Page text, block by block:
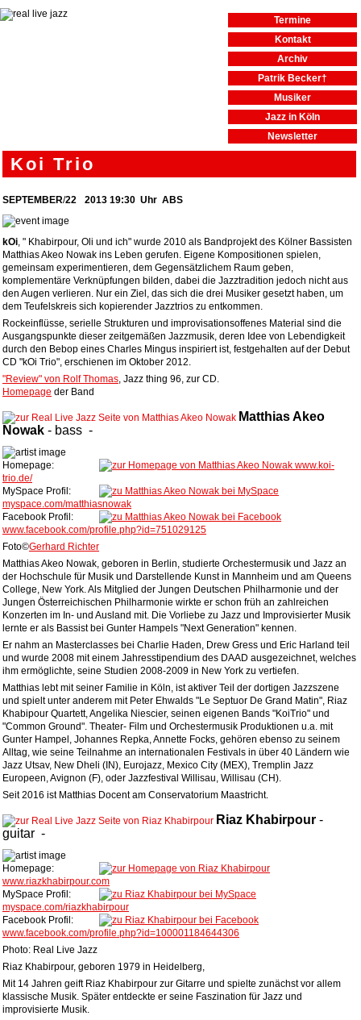
Termine
Kontakt
Archiv
Patrik Becker†
Musiker
Jazz in Köln
Newsletter
Koi Trio
SEPTEMBER/22 2013 19:30 Uhr ABS
kOi, " Khabirpour, Oli und ich" wurde 2010 als Bandprojekt des Kölner Bassisten
Matthias Akeo Nowak ins Leben gerufen. Eigene Kompositionen spielen,
gemeinsam experimentieren, dem Gegensätzlichem Raum geben,
komplementäre Verknüpfungen bilden, dabei die Jazztradition jedoch nicht aus
den Augen verlieren. Nur ein Ziel, das sich die drei Musiker gesetzt haben, um
dem Teufelskreis sich kopierender Jazztrios zu entkommen.
Rockeinflüsse, serielle Strukturen und improvisationsoffenes Material sind die
Ausgangspunkte dieser zeitgemäßen Jazzmusik, deren Idee von Lebendigkeit
durch den Bebop eines Charles Mingus inspiriert ist, festgehalten auf der Debut
CD "kOi Trio", erschienen im Oktober 2012.
"Review" von Rolf Thomas, Jazz thing 96, zur CD.
Homepage der Band
Matthias Akeo
Nowak - bass -
Homepage:
www.koi-
trio.de/
MySpace Profil:
myspace.com/matthiasnowak
Facebook Profil:
www.facebook.com/profile.php?id=751029125
Foto©Gerhard Richter
Matthias Akeo Nowak, geboren in Berlin, studierte Orchestermusik und Jazz an
der Hochschule für Musik und Darstellende Kunst in Mannheim und am Queens
College, New York. Als Mitglied der Jungen Deutschen Philharmonie und der
Jungen Österreichischen Philharmonie wirkte er schon früh an zahlreichen
Konzerten im In- und Ausland mit. Die Vorliebe zu Jazz und Improvisierter Musik
lernte er als Bassist bei Gunter Hampels "Next Generation" kennen.
Er nahm an Masterclasses bei Charlie Haden, Drew Gress und Eric Harland teil
und wurde 2008 mit einem Jahresstipendium des DAAD ausgezeichnet, welches
ihm ermöglichte, seine Studien 2008-2009 in New York zu vertiefen.
Matthias lebt mit seiner Familie in Köln, ist aktiver Teil der dortigen Jazzszene
und spielt unter anderem mit Peter Ehwalds "Le Septuor De Grand Matin", Riaz
Khabipour Quartett, Angelika Niescier, seinen eigenen Bands "KoiTrio" und
"Common Ground". Theater- Film und Orchestermusik Produktionen u.a. mit
Gunter Hampel, Johannes Repka, Annette Focks, gehören ebenso zu seinem
Alltag, wie seine Teilnahme an internationalen Festivals in über 40 Ländern wie
Jazz Utsav, New Dheli (IN), Eurojazz, Mexico City (MEX), Tremplin Jazz
Europeen, Avignon (F), oder Jazzfestival Willisau, Willisau (CH).
Seit 2016 ist Matthias Docent am Conservatorium Maastricht.
Riaz Khabirpour -
guitar -
Homepage:
www.riazkhabirpour.com
MySpace Profil:
myspace.com/riazkhabirpour
Facebook Profil:
www.facebook.com/profile.php?id=100001184644306
Photo: Real Live Jazz
Riaz Khabirpour, geboren 1979 in Heidelberg,
Mit 14 Jahren geift Riaz Khabirpour zur Gitarre und spielte zunächst vor allem
klassische Musik. Später entdeckte er seine Faszination für Jazz und
improvisierte Musik.